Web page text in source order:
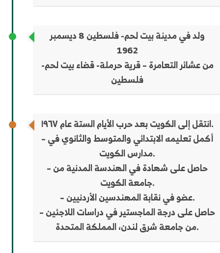
ولد في مدينة بيت لحم- فلسطين 8 ديسمبر
1962
من عشائر التعامرة – قرية حرملة- قضاء بيت لحم-
فلسطين
انتقل إلى الكويت بعد حرب الأيام الستة عام ١٩٦٧.
– أكمل تعليمه الابتدائي والمتوسط ​​والثانوي في
مدارس الكويت.
– حاصل على شهادة في الهندسة المدنية من
جامعة الكويت.
– عضو في نقابة المهندسين الأردنيين.
– حاصل على درجة الماجستير في دراسات اللاجئين
من جامعة شرق لندن، المملكة المتحدة.